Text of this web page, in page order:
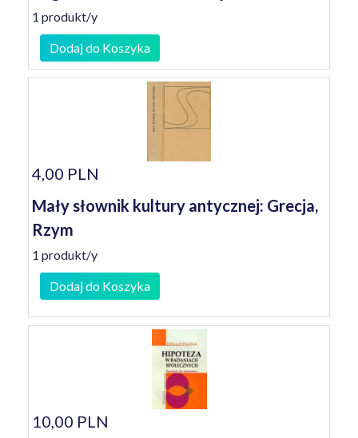
1 produkt/y
Dodaj do Koszyka
4,00 PLN
Mały słownik kultury antycznej: Grecja,
Rzym
1 produkt/y
Dodaj do Koszyka
10,00 PLN